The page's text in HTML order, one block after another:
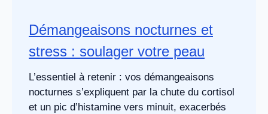
Démangeaisons nocturnes et
stress : soulager votre peau
L’essentiel à retenir : vos démangeaisons
nocturnes s’expliquent par la chute du cortisol
et un pic d’histamine vers minuit, exacerbés